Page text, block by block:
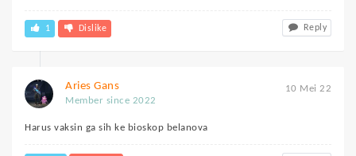
1 Dislike Reply
10 Mei 22
Aries Gans
Member since 2022
Harus vaksin ga sih ke bioskop belanova